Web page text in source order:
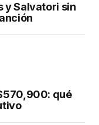
y Salvatori sin
qué